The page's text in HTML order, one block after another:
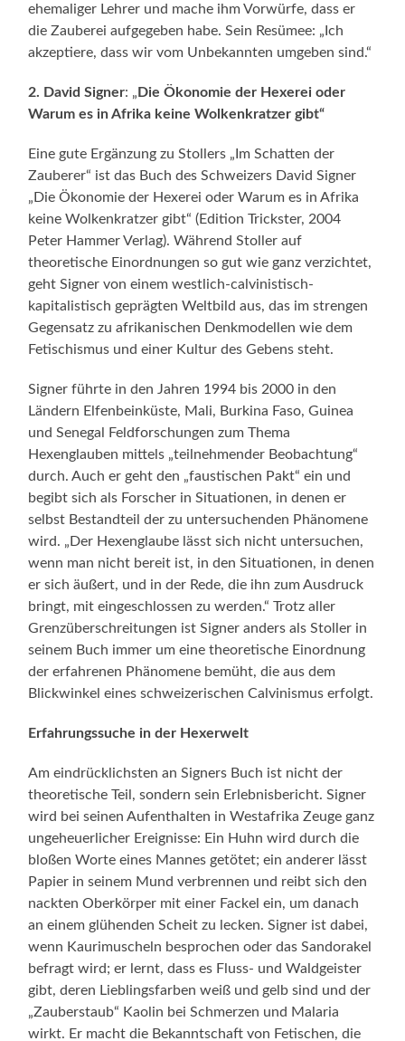
ehemaliger Lehrer und mache ihm Vorwürfe, dass er
die Zauberei aufgegeben habe. Sein Resümee: „Ich
akzeptiere, dass wir vom Unbekannten umgeben sind.“
2. David Signer: „Die Ökonomie der Hexerei oder
Warum es in Afrika keine Wolkenkratzer gibt“
Eine gute Ergänzung zu Stollers „Im Schatten der
Zauberer“ ist das Buch des Schweizers David Signer
„Die Ökonomie der Hexerei oder Warum es in Afrika
keine Wolkenkratzer gibt“ (Edition Trickster, 2004
Peter Hammer Verlag). Während Stoller auf
theoretische Einordnungen so gut wie ganz verzichtet,
geht Signer von einem westlich-calvinistisch-
kapitalistisch geprägten Weltbild aus, das im strengen
Gegensatz zu afrikanischen Denkmodellen wie dem
Fetischismus und einer Kultur des Gebens steht.
Signer führte in den Jahren 1994 bis 2000 in den
Ländern Elfenbeinküste, Mali, Burkina Faso, Guinea
und Senegal Feldforschungen zum Thema
Hexenglauben mittels „teilnehmender Beobachtung“
durch. Auch er geht den „faustischen Pakt“ ein und
begibt sich als Forscher in Situationen, in denen er
selbst Bestandteil der zu untersuchenden Phänomene
wird. „Der Hexenglaube lässt sich nicht untersuchen,
wenn man nicht bereit ist, in den Situationen, in denen
er sich äußert, und in der Rede, die ihn zum Ausdruck
bringt, mit eingeschlossen zu werden.“ Trotz aller
Grenzüberschreitungen ist Signer anders als Stoller in
seinem Buch immer um eine theoretische Einordnung
der erfahrenen Phänomene bemüht, die aus dem
Blickwinkel eines schweizerischen Calvinismus erfolgt.
Erfahrungssuche in der Hexerwelt
Am eindrücklichsten an Signers Buch ist nicht der
theoretische Teil, sondern sein Erlebnisbericht. Signer
wird bei seinen Aufenthalten in Westafrika Zeuge ganz
ungeheuerlicher Ereignisse: Ein Huhn wird durch die
bloßen Worte eines Mannes getötet; ein anderer lässt
Papier in seinem Mund verbrennen und reibt sich den
nackten Oberkörper mit einer Fackel ein, um danach
an einem glühenden Scheit zu lecken. Signer ist dabei,
wenn Kaurimuscheln besprochen oder das Sandorakel
befragt wird; er lernt, dass es Fluss- und Waldgeister
gibt, deren Lieblingsfarben weiß und gelb sind und der
„Zauberstaub“ Kaolin bei Schmerzen und Malaria
wirkt. Er macht die Bekanntschaft von Fetischen, die